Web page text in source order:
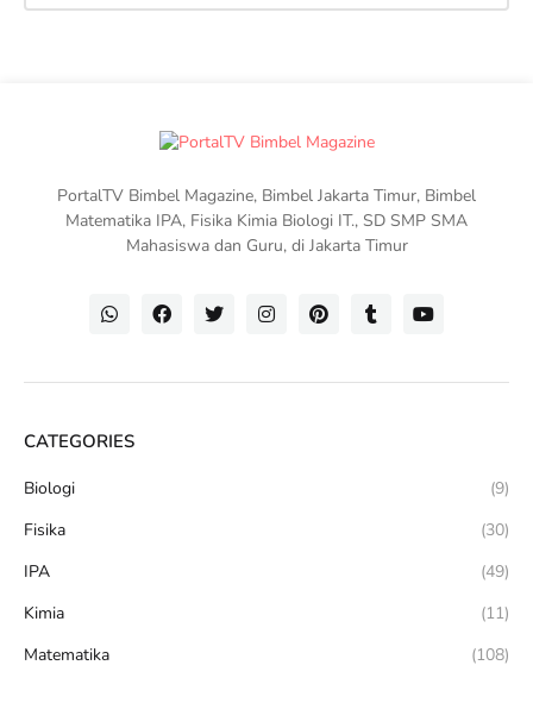
PortalTV Bimbel Magazine, Bimbel Jakarta Timur, Bimbel
Matematika IPA, Fisika Kimia Biologi IT., SD SMP SMA
Mahasiswa dan Guru, di Jakarta Timur
CATEGORIES
Biologi
(9)
Fisika
(30)
IPA
(49)
Kimia
(11)
Matematika
(108)